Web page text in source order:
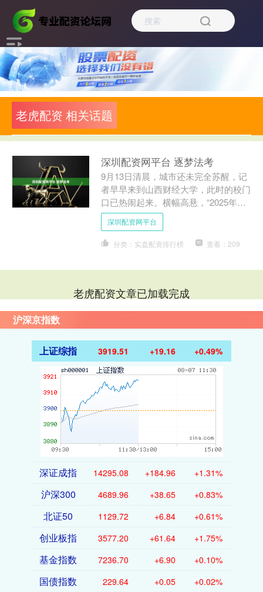
老虎配资 相关话题
深圳配资网平台 逐梦法考
9月13日清晨，城市还未完全苏醒，记
者早早来到山西财经大学，此时的校门
口已热闹起来。横幅高悬，“2025年国
家统一法律职业资格考试”几个大字格
外醒目。今天，这里....
深圳配资网平台
分类：实盘配资排行榜 查看：209
老虎配资文章已加载完成
沪深京指数
上证综指 3919.51 +19.16 +0.49%
深证成指 14295.08 +184.96 +1.31%
沪深300 4689.96 +38.65 +0.83%
北证50 1129.72 +6.84 +0.61%
创业板指 3577.20 +61.64 +1.75%
基金指数 7236.70 +6.90 +0.10%
国债指数 229.64 +0.05 +0.02%